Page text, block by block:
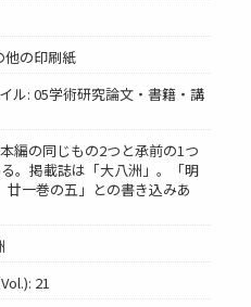
他の印刷紙
ル: 05学術研究論文・書籍・講
編の同じもの2つと承前の1つ
。掲載誌は「大八洲」。「明
一巻の五」との書き込みあ
21